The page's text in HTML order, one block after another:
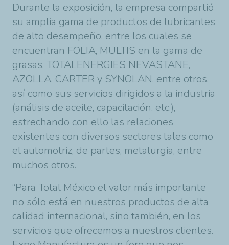
Durante la exposición, la empresa compartió
su amplia gama de productos de lubricantes
de alto desempeño, entre los cuales se
encuentran FOLIA, MULTIS en la gama de
grasas, TOTALENERGIES NEVASTANE,
AZOLLA, CARTER y SYNOLAN, entre otros,
así como sus servicios dirigidos a la industria
(análisis de aceite, capacitación, etc.),
estrechando con ello las relaciones
existentes con diversos sectores tales como
el automotriz, de partes, metalurgia, entre
muchos otros.
“Para Total México el valor más importante
no sólo está en nuestros productos de alta
calidad internacional, sino también, en los
servicios que ofrecemos a nuestros clientes.